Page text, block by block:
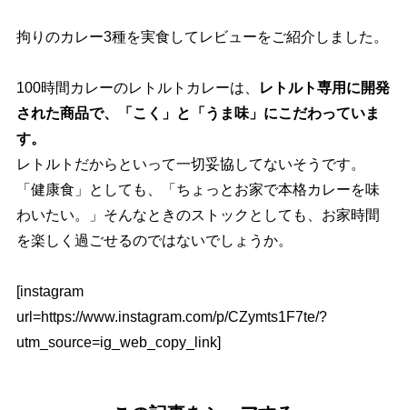
拘りのカレー3種を実食してレビューをご紹介しました。
100時間カレーのレトルトカレーは、
レトルト専用に開発
された商品で、「こく」と「うま味」にこだわっていま
す。
レトルトだからといって一切妥協してないそうです。
「健康食」としても、「ちょっとお家で本格カレーを味
わいたい。」そんなときのストックとしても、お家時間
を楽しく過ごせるのではないでしょうか。
[instagram
url=https://www.instagram.com/p/CZymts1F7te/?
utm_source=ig_web_copy_link]